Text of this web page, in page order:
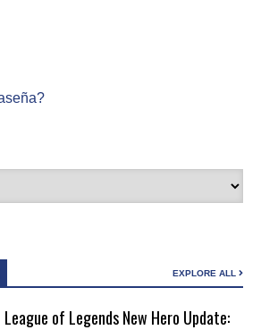
EXPLORE ALL
League of Legends New Hero Update: